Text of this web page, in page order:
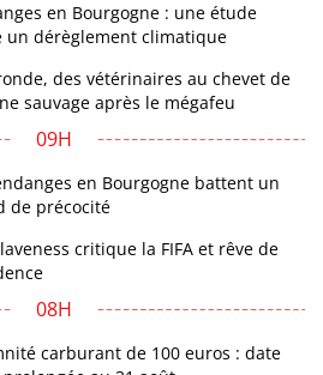
en Bourgogne : une étude
un dérèglement climatique
des vétérinaires au chevet de
sauvage après le mégafeu
09H
en Bourgogne battent un
de précocité
critique la FIFA et rêve de
08H
carburant de 100 euros : date